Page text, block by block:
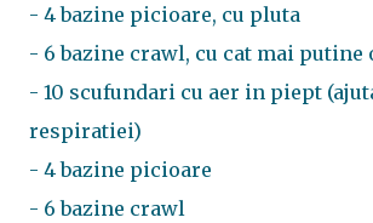
- 4 bazine picioare, cu pluta
- 6 bazine crawl, cu cat mai
- 10 scufundari cu aer in piept
respiratiei)
- 4 bazine picioare
- 6 bazine crawl